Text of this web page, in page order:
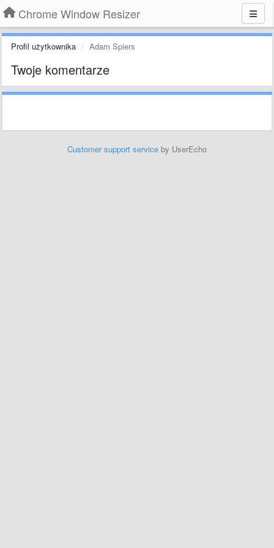
Chrome Window Resizer
Profil użytkownika Adam Spiers
Twoje komentarze
Customer support service by UserEcho